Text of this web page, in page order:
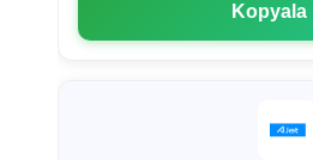
Kopyala